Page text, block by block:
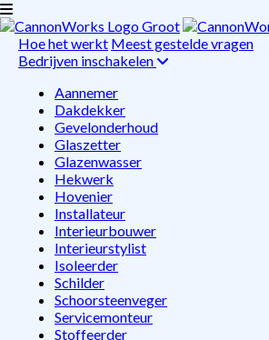
Hoe het werkt Meest gestelde vragen
Bedrijven inschakelen
Aannemer
Dakdekker
Gevelonderhoud
Glaszetter
Glazenwasser
Hekwerk
Hovenier
Installateur
Interieurbouwer
Interieurstylist
Isoleerder
Schilder
Schoorsteenveger
Servicemonteur
Stoffeerder